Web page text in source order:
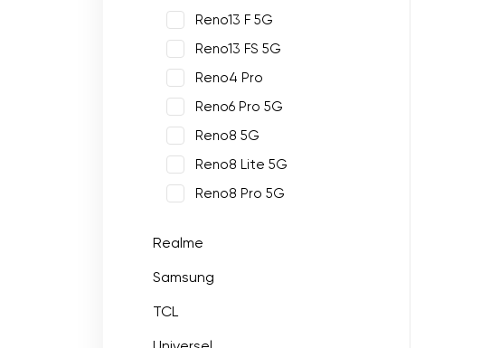
Reno13 F 5G
Reno13 FS 5G
Reno4 Pro
Reno6 Pro 5G
Reno8 5G
Reno8 Lite 5G
Reno8 Pro 5G
Realme
Samsung
TCL